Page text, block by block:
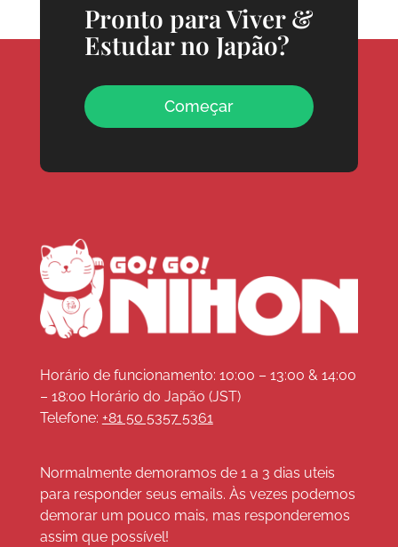
Pronto para Viver &
Estudar no Japão?
Começar
Horário de funcionamento: 10:00 – 13:00 & 14:00
– 18:00 Horário do Japão (JST)
Telefone: +81 50 5357 5361
Normalmente demoramos de 1 a 3 dias uteis
para responder seus emails. Às vezes podemos
demorar um pouco mais, mas responderemos
assim que possível!